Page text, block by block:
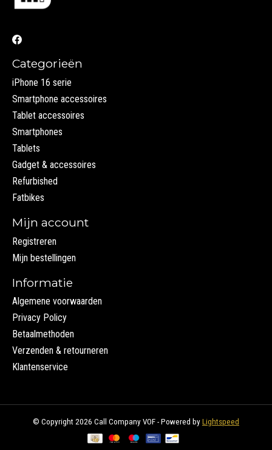
Categorieën
iPhone 16 serie
Smartphone accessoires
Tablet accessoires
Smartphones
Tablets
Gadget & accessoires
Refurbished
Fatbikes
Mijn account
Registreren
Mijn bestellingen
Informatie
Algemene voorwaarden
Privacy Policy
Betaalmethoden
Verzenden & retourneren
Klantenservice
© Copyright 2026 Call Company VOF - Powered by Lightspeed